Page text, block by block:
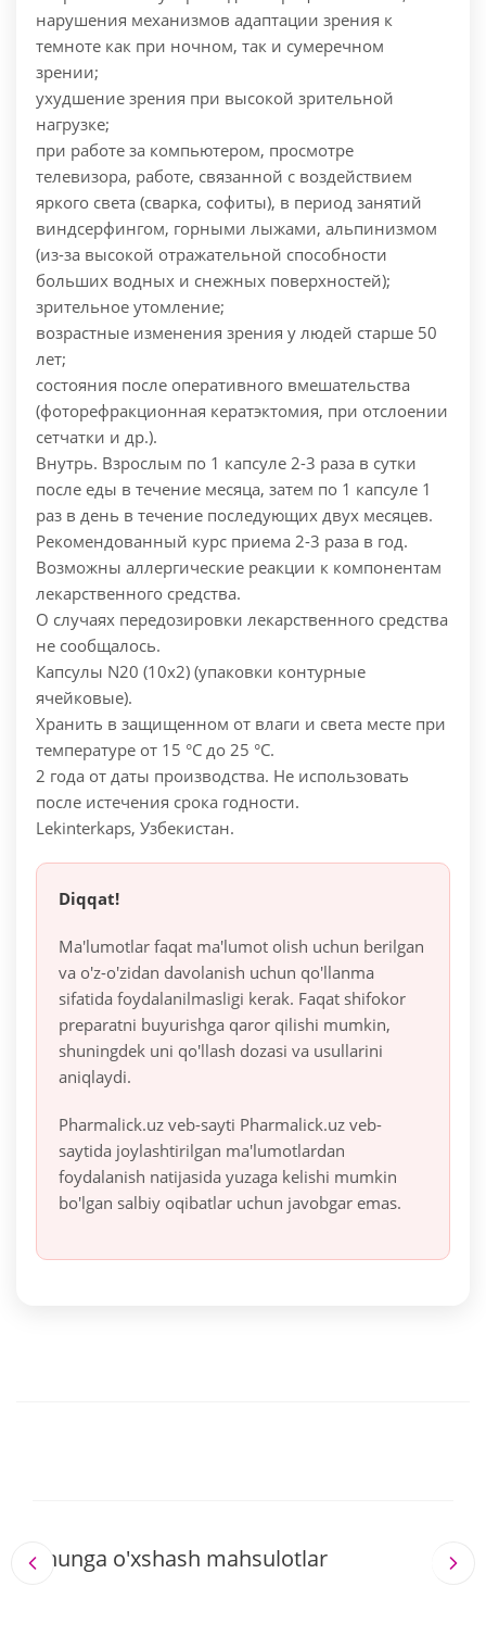
нарушения механизмов адаптации зрения к
темноте как при ночном, так и сумеречном
зрении;
ухудшение зрения при высокой зрительной
нагрузке;
при работе за компьютером, просмотре
телевизора, работе, связанной с воздействием
яркого света (сварка, софиты), в период занятий
виндсерфингом, горными лыжами, альпинизмом
(из-за высокой отражательной способности
больших водных и снежных поверхностей);
зрительное утомление;
возрастные изменения зрения у людей старше 50
лет;
состояния после оперативного вмешательства
(фоторефракционная кератэктомия, при отслоении
сетчатки и др.).
Внутрь. Взрослым по 1 капсуле 2-3 раза в сутки
после еды в течение месяца, затем по 1 капсуле 1
раз в день в течение последующих двух месяцев.
Рекомендованный курс приема 2-3 раза в год.
Возможны аллергические реакции к компонентам
лекарственного средства.
О случаях передозировки лекарственного средства
не сообщалось.
Капсулы N20 (10x2) (упаковки контурные
ячейковые).
Хранить в защищенном от влаги и света месте при
температуре от 15 °С до 25 °С.
2 года от даты производства. Не использовать
после истечения срока годности.
Lekinterkaps, Узбекистан.
Diqqat!
Ma'lumotlar faqat ma'lumot olish uchun berilgan
va o'z-o'zidan davolanish uchun qo'llanma
sifatida foydalanilmasligi kerak. Faqat shifokor
preparatni buyurishga qaror qilishi mumkin,
shuningdek uni qo'llash dozasi va usullarini
aniqlaydi.
Pharmalick.uz veb-sayti Pharmalick.uz veb-
saytida joylashtirilgan ma'lumotlardan
foydalanish natijasida yuzaga kelishi mumkin
bo'lgan salbiy oqibatlar uchun javobgar emas.
Shunga o'xshash mahsulotlar